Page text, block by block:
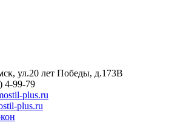
, ул.20 лет Победы, д.173В
4-99-79
plus.ru
plus.ru